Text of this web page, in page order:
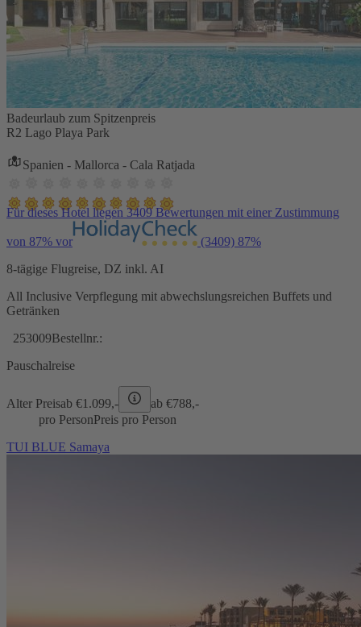
Badeurlaub zum Spitzenpreis
R2 Lago Playa Park
Spanien - Mallorca - Cala Ratjada
Für dieses Hotel liegen 3409 Bewertungen mit einer Zustimmung
von 87% vor (3409) 87%
8-tägige Flugreise, DZ inkl. AI
All Inclusive Verpflegung mit abwechslungsreichen Buffets und
Getränken
253009Bestellnr.:
Pauschalreise
Alter Preisab €1.099,- ab €788,-
pro PersonPreis pro Person
TUI BLUE Samaya